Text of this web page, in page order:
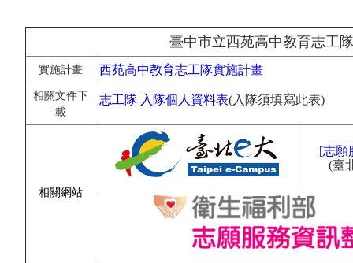
臺中市立西苑高中教育志工隊
實施計畫 西苑高中教育志工隊實施計畫
相關文件下
載
志工隊 入隊個人資料表(入隊須填寫此表)
相關網站
[志願
(臺